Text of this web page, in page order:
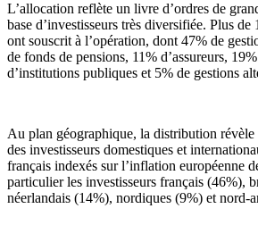
L’allocation reflète un livre d’ordres de
base d’investisseurs très diversifiée. Plus
ont souscrit à l’opération, dont 47% de
de fonds de pensions, 11% d’assureurs,
d’institutions publiques et 5% de gestions
Au plan géographique, la distribution révèle
des investisseurs domestiques et
français indexés sur l’inflation européenne
particulier les investisseurs français (46%),
néerlandais (14%), nordiques (9%) et nord-